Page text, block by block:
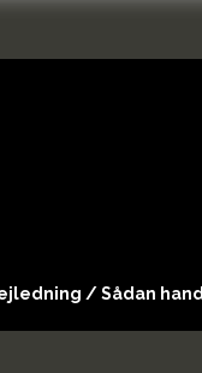
/ Sådan